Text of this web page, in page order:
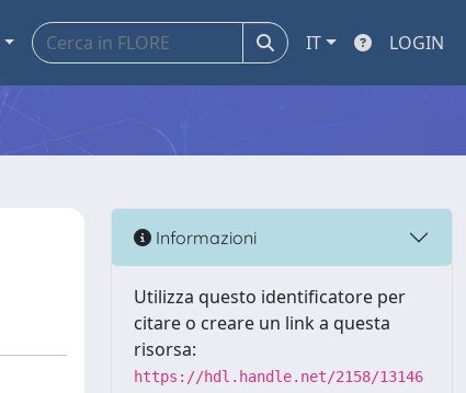
IT LOGIN
Informazioni
Utilizza questo identificatore per
citare o creare un link a questa
risorsa:
https://hdl.handle.net/2158/13146